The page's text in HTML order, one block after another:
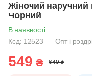
Жіночий наручний
Чорний
В наявності
Код: 12523
Опт і
549 ₴ 649 ₴